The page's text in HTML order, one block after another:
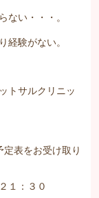
ない・・・。
経験がない。
トサルクリニッ
表をお受け取り
１：３０